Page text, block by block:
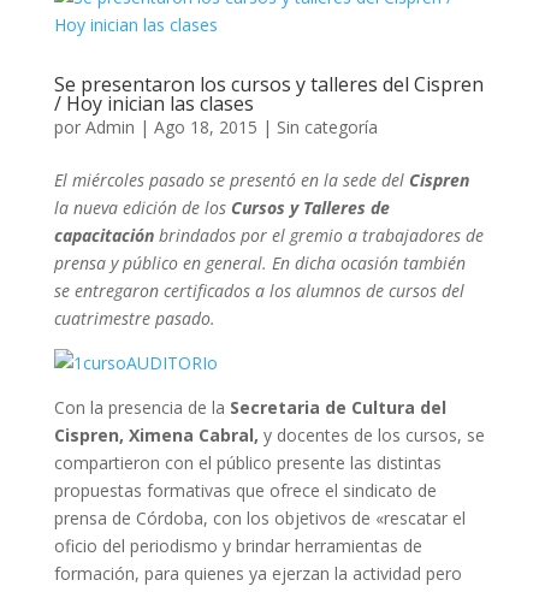
Se presentaron los cursos y talleres del Cispren
/ Hoy inician las clases
por Admin | Ago 18, 2015 | Sin categoría
El miércoles pasado se presentó en la sede del Cispren
la nueva edición de los Cursos y Talleres de
capacitaciónbrindados por el gremio a trabajadores de
prensa y público en general. En dicha ocasión también
se entregaron certificados a los alumnos de cursos del
cuatrimestre pasado.
Con la presencia de la Secretaria de Cultura del
Cispren, Ximena Cabral, y docentes de los cursos, se
compartieron con el público presente las distintas
propuestas formativas que ofrece el sindicato de
prensa de Córdoba, con los objetivos de «rescatar el
oficio del periodismo y brindar herramientas de
formación, para quienes ya ejerzan la actividad pero